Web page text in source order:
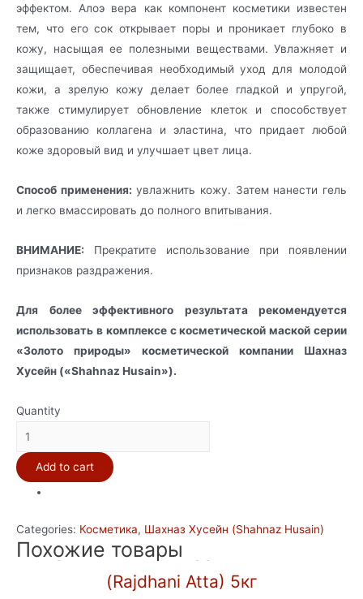
эффектом. Алоэ вера как компонент косметики известен
тем, что его сок открывает поры и проникает глубоко в
кожу, насыщая ее полезными веществами. Увлажняет и
защищает, обеспечивая необходимый уход для молодой
кожи, а зрелую кожу делает более гладкой и упругой,
также стимулирует обновление клеток и способствует
образованию коллагена и эластина, что придает любой
коже здоровый вид и улучшает цвет лица.
Способ применения: увлажнить кожу. Затем нанести гель
и легко вмассировать до полного впитывания.
ВНИМАНИЕ: Прекратите использование при появлении
признаков раздражения.
Для более эффективного результата рекомендуется
использовать в комплексе с косметической маской серии
«Золото природы» косметической компании Шахназ
Хусейн («Shahnaz Husain»).
Quantity
Натуральный
гель
для
сияния
«Золото
природы»
Add to cart
Categories: Косметика, Шахназ Хусейн (Shahnaz Husain)
Похожие товары
Мука пшеничная грубого помола
(Rajdhani Atta) 5кг